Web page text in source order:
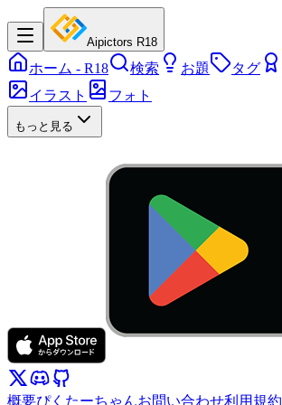
Aipictors R18
ホーム - R18 検索 お題 タグ
イラスト
フォト
もっと見る
概要ぴくたーちゃんお問い合わせ利用規約